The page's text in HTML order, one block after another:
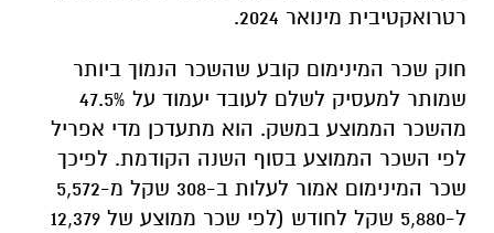
רטרואקטיבית מינואר 2024.
חוק שכר המינימום קובע שהשכר הנמוך ביותר
שמותר למעסיק לשלם לעובד יעמוד על 47.5%
מהשכר הממוצע במשק. הוא מתעדכן מדי אפריל
לפי השכר הממוצע בסוף השנה הקודמת. לפיכך
שכר המינימום אמור לעלות ב-308 שקל מ-5,572
ל-5,880 שקל לחודש (לפי שכר ממוצע של 12,379